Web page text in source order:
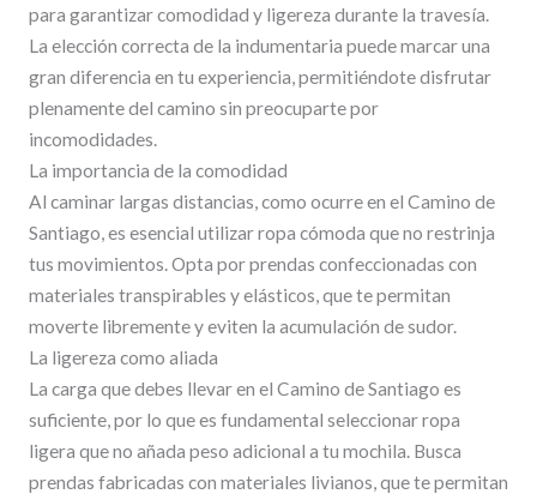
para garantizar comodidad y ligereza durante la travesía.
La elección correcta de la indumentaria puede marcar una
gran diferencia en tu experiencia, permitiéndote disfrutar
plenamente del camino sin preocuparte por
incomodidades.
La importancia de la comodidad
Al caminar largas distancias, como ocurre en el Camino de
Santiago, es esencial utilizar ropa cómoda que no restrinja
tus movimientos. Opta por prendas confeccionadas con
materiales transpirables y elásticos, que te permitan
moverte libremente y eviten la acumulación de sudor.
La ligereza como aliada
La carga que debes llevar en el Camino de Santiago es
suficiente, por lo que es fundamental seleccionar ropa
ligera que no añada peso adicional a tu mochila. Busca
prendas fabricadas con materiales livianos, que te permitan